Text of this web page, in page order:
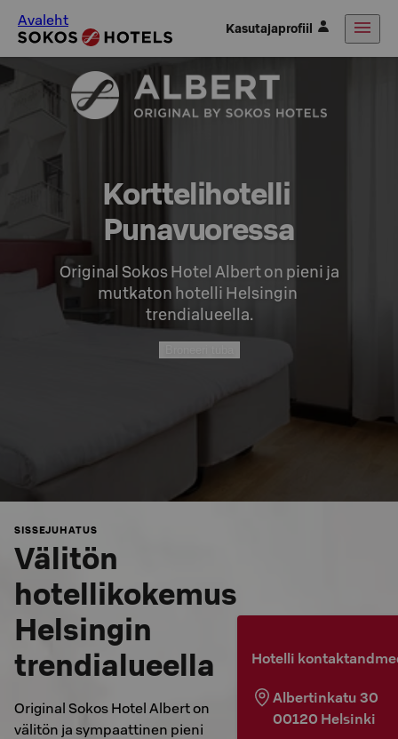
Avaleht Kasutajaprofiil
Korttelihotelli
Punavuoressa
Original Sokos Hotel Albert on pieni ja
mutkaton hotelli Helsingin
trendialueella.
SISSEJUHATUS
Välitön
hotellikokemus
Helsingin
trendialueella
Original Sokos Hotel Albert on
välitön ja sympaattinen pieni
Hotelli
Albertinkatu 30
00120 Helsinki